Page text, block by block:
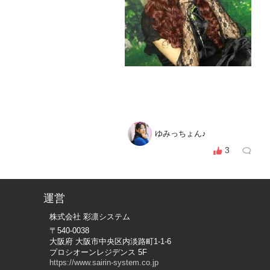
ゆみっちょん♪
3
運営
株式会社 彩凛システム
〒540-0038
大阪府 大阪市中央区内淡路町1-1-6
プロシオーンレジデンス 5F
https://www.sairin-system.co.jp